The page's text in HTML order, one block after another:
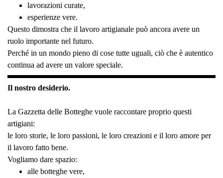
lavorazioni curate,
esperienze vere.
Questo dimostra che il lavoro artigianale può ancora avere un
ruolo importante nel futuro.
Perché in un mondo pieno di cose tutte uguali, ciò che è autentico
continua ad avere un valore speciale.
Il nostro desiderio.
La Gazzetta delle Botteghe vuole raccontare proprio questi
artigiani:
le loro storie, le loro passioni, le loro creazioni e il loro amore per
il lavoro fatto bene.
Vogliamo dare spazio:
alle botteghe vere,